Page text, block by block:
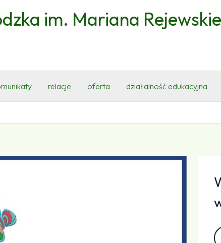
im. Mariana
relacje oferta działalność edukacyjna